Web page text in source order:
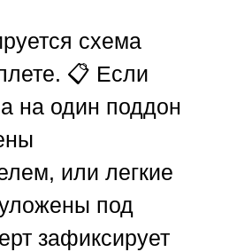
схема
📋 Если
на один поддон
или легкие
под
зафиксирует